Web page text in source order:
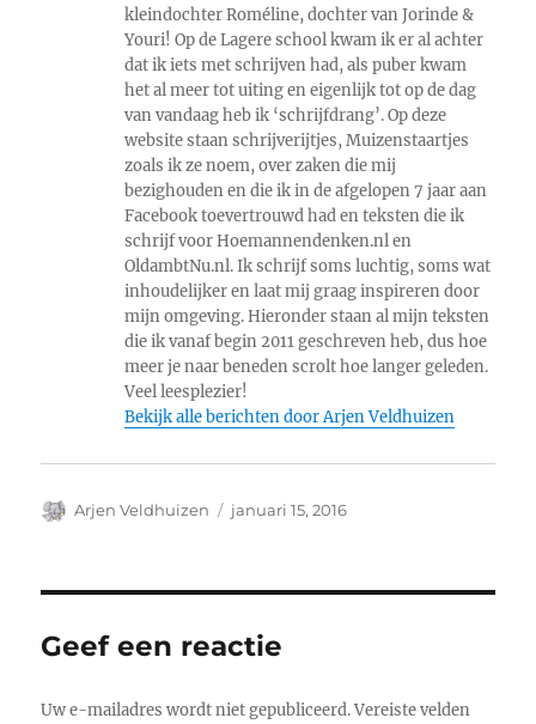
kleindochter Roméline, dochter van Jorinde &
Youri! Op de Lagere school kwam ik er al achter
dat ik iets met schrijven had, als puber kwam
het al meer tot uiting en eigenlijk tot op de dag
van vandaag heb ik ‘schrijfdrang’. Op deze
website staan schrijverijtjes, Muizenstaartjes
zoals ik ze noem, over zaken die mij
bezighouden en die ik in de afgelopen 7 jaar aan
Facebook toevertrouwd had en teksten die ik
schrijf voor Hoemannendenken.nl en
OldambtNu.nl. Ik schrijf soms luchtig, soms wat
inhoudelijker en laat mij graag inspireren door
mijn omgeving. Hieronder staan al mijn teksten
die ik vanaf begin 2011 geschreven heb, dus hoe
meer je naar beneden scrolt hoe langer geleden.
Veel leesplezier!
Bekijk alle berichten door Arjen Veldhuizen
Auteur
Arjen Veldhuizen
Geplaatst
januari 15, 2016
Geef een reactie
Uw e-mailadres wordt niet gepubliceerd. Vereiste velden